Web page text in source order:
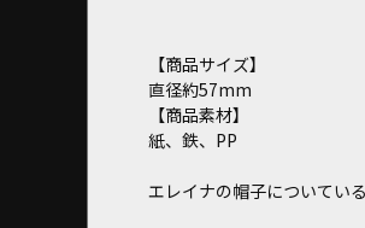
【商品サイズ】
直径約57mm
【商品素材】
紙、鉄、PP
エレイナの帽子についてい